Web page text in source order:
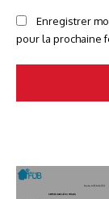
Enregistrer
pour la prochaine